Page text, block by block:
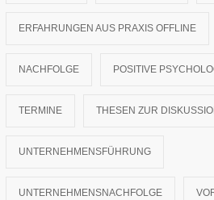
ERFAHRUNGEN AUS PRAXIS OFFLINE
NACHFOLGE POSITIVE
TERMINE THESEN ZUR
UNTERNEHMENSFÜHRUNG
UNTERNEHMENSNACHFOLGE